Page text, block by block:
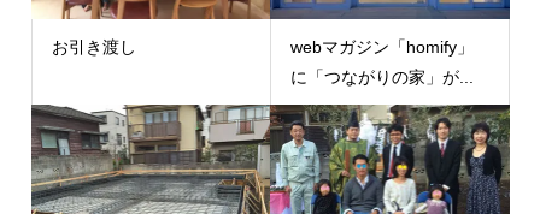
お引き渡し
webマガジン「homify」
に「つながりの家」が...